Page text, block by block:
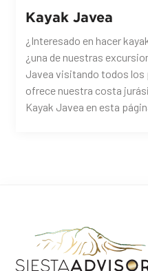
Kayak Javea
¿Interesado en hacer
¿una de nuestras
Javea visitando todos los
ofrece nuestra costa
Kayak Javea en esta